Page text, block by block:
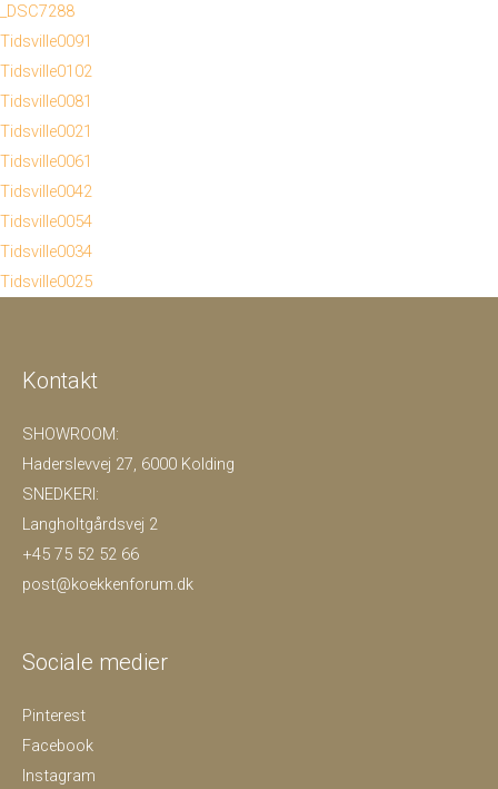
_DSC7288
Tidsville0091
Tidsville0102
Tidsville0081
Tidsville0021
Tidsville0061
Tidsville0042
Tidsville0054
Tidsville0034
Tidsville0025
Kontakt
SHOWROOM:
Haderslevvej 27, 6000 Kolding
SNEDKERI:
Langholtgårdsvej 2
+45 75 52 52 66
post@koekkenforum.dk
Sociale medier
Pinterest
Facebook
Instagram